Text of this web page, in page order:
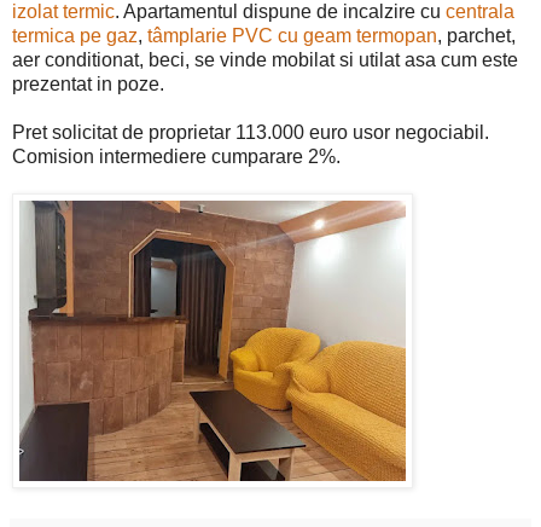
izolat termic. Apartamentul dispune de incalzire cu centrala
termica pe gaz, tâmplarie PVC cu geam termopan, parchet,
aer conditionat, beci, se vinde mobilat si utilat asa cum este
prezentat in poze.
Pret solicitat de proprietar 113.000 euro usor negociabil.
Comision intermediere cumparare 2%.